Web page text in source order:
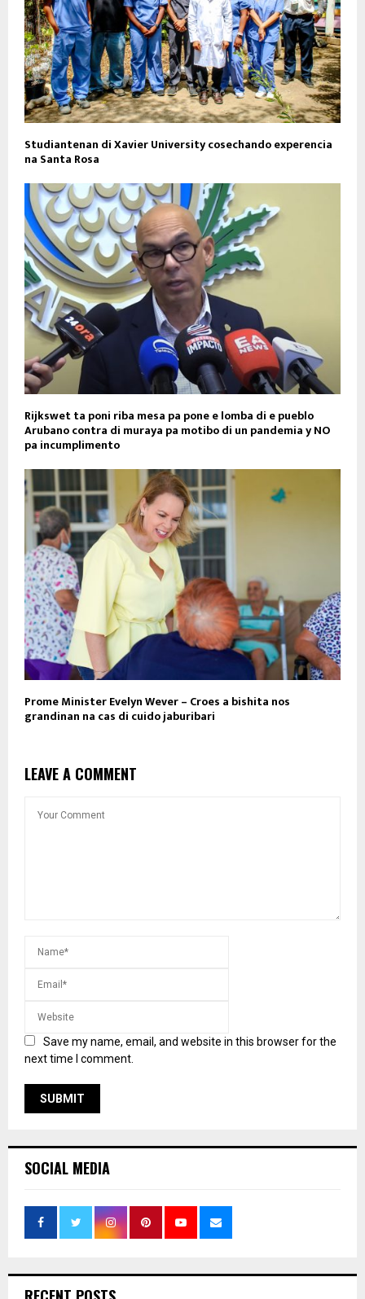
Studiantenan di Xavier University cosechando experencia
na Santa Rosa
Rijkswet ta poni riba mesa pa pone e lomba di e pueblo
Arubano contra di muraya pa motibo di un pandemia y NO
pa incumplimento
Prome Minister Evelyn Wever – Croes a bishita nos
grandinan na cas di cuido jaburibari
LEAVE A COMMENT
Save my name, email, and website in this browser for the
next time I comment.
SOCIAL MEDIA